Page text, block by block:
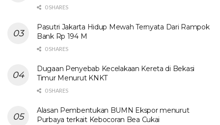
0 SHARES
Pasutri Jakarta Hidup Mewah Ternyata Dari Rampok
Bank Rp 194 M
0 SHARES
Dugaan Penyebab Kecelakaan Kereta di Bekasi
Timur Menurut KNKT
0 SHARES
Alasan Pembentukan BUMN Ekspor menurut
Purbaya terkait Kebocoran Bea Cukai